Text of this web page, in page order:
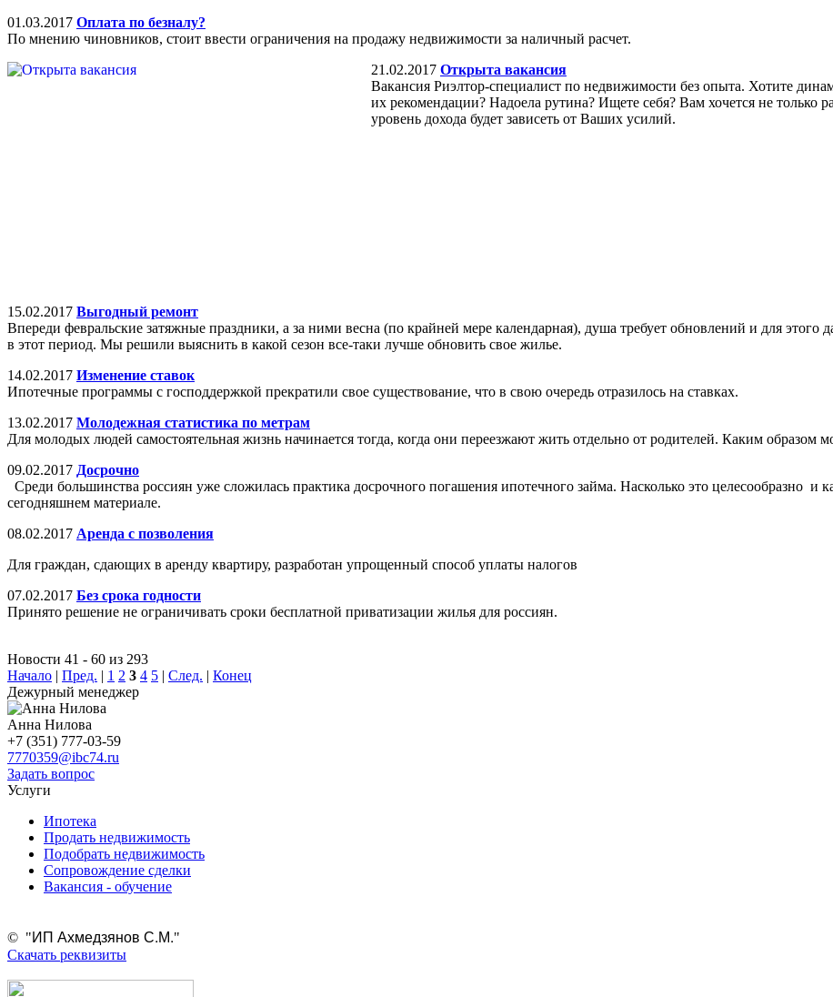
01.03.2017 Оплата по безналу?
По мнению чиновников, стоит ввести ограничения на продажу недвижимости за наличный расчет.
21.02.2017 Открыта вакансия
Вакансия Риэлтор-специалист по недвижимости без опыта. Хотите
их рекомендации? Надоела рутина? Ищете себя? Вам хочется не только
уровень дохода будет зависеть от Ваших усилий.
15.02.2017 Выгодный ремонт
Впереди февральские затяжные праздники, а за ними весна (по крайней мере календарная), душа требует обновлений и для этого
в этот период. Мы решили выяснить в какой сезон все-таки лучше обновить свое жилье.
14.02.2017 Изменение ставок
Ипотечные программы с господдержкой прекратили свое существование, что в свою очередь отразилось на ставках.
13.02.2017 Молодежная статистика по метрам
Для молодых людей самостоятельная жизнь начинается тогда, когда они переезжают жить отдельно от родителей. Каким образом
09.02.2017 Досрочно
Среди большинства россиян уже сложилась практика досрочного погашения ипотечного займа. Насколько это целесообразно и
сегодняшнем материале.
08.02.2017 Аренда с позволения
Для граждан, сдающих в аренду квартиру, разработан упрощенный способ уплаты налогов
07.02.2017 Без срока годности
Принято решение не ограничивать сроки бесплатной приватизации жилья для россиян.
Новости 41 - 60 из 293
Начало | Пред. | 1 2 3 4 5 | След. | Конец
Дежурный менеджер
Анна Нилова
+7 (351) 777-03-59
7770359@ibc74.ru
Задать вопрос
Услуги
Ипотека
Продать недвижимость
Подобрать недвижимость
Сопровождение сделки
Вакансия - обучение
© "ИП Ахмедзянов С.М."
Скачать реквизиты